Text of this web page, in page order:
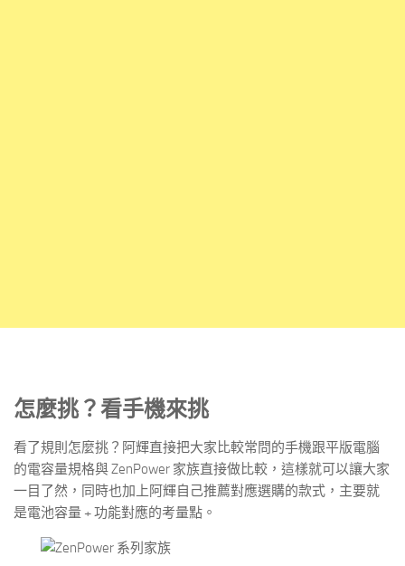
怎麼挑？看手機來挑
看了規則怎麼挑？阿輝直接把大家比較常問的手機跟平版電腦
的電容量規格與 ZenPower 家族直接做比較，這樣就可以讓大家
一目了然，同時也加上阿輝自己推薦對應選購的款式，主要就
是電池容量 + 功能對應的考量點。